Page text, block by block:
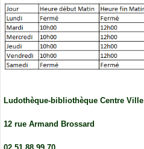
Ludothèque-bibliothèque Centre Ville
12 rue Armand Brossard